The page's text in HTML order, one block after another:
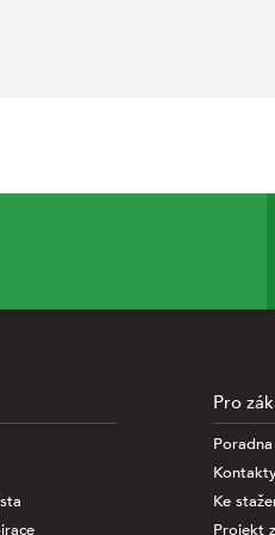
informací
médií a
Pro
Poradna
Ke
Projekt